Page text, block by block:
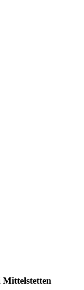
Mittelstetten